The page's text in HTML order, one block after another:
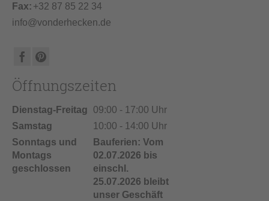
Fax: +32 87 85 22 34
info@vonderhecken.de
Öffnungszeiten
Dienstag-Freitag
09:00 - 17:00 Uhr
Samstag
10:00 - 14:00 Uhr
Sonntags und
Montags
geschlossen
Bauferien: Vom
02.07.2026 bis
einschl.
25.07.2026 bleibt
unser Geschäft